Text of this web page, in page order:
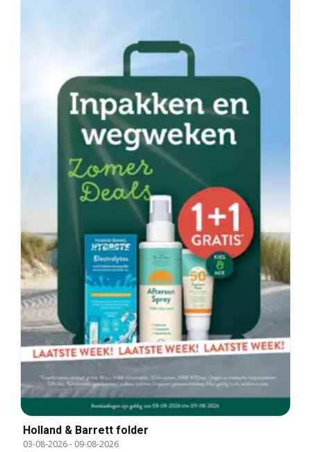
Holland & Barrett folder
03-08-2026- 09-08-2026